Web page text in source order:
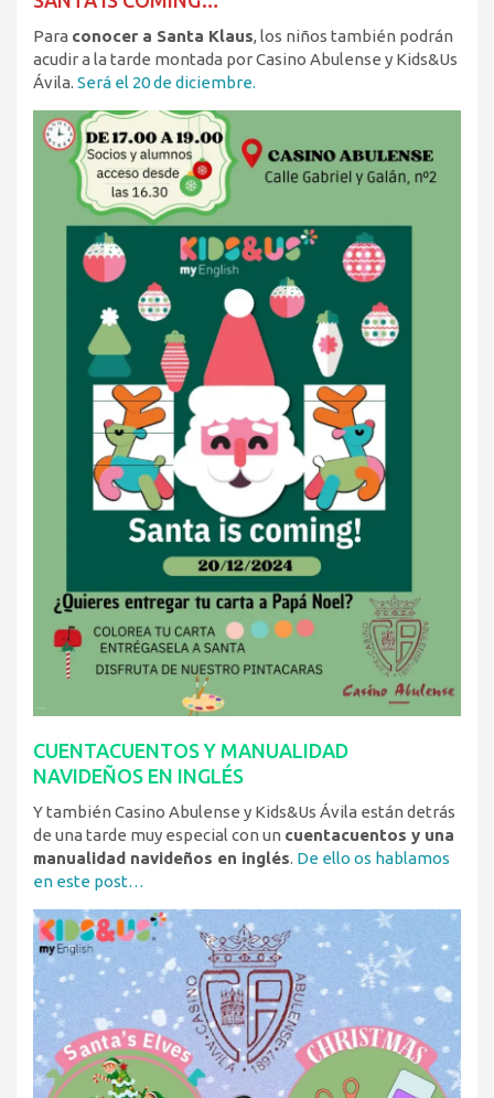
Para conocer a Santa Klaus, los niños también podrán
acudir a la tarde montada por Casino Abulense y Kids&Us
Ávila. Será el 20 de diciembre.
CUENTACUENTOS Y MANUALIDAD
NAVIDEÑOS EN INGLÉS
Y también Casino Abulense y Kids&Us Ávila están detrás
de una tarde muy especial con un cuentacuentos y una
manualidad navideños en inglés. De ello os hablamos
en este post…